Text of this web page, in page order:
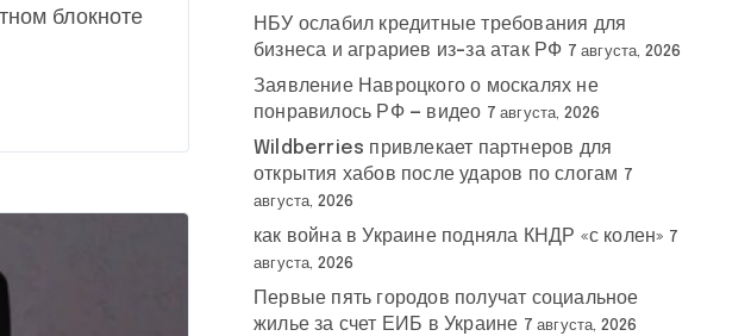
НБУ ослабил кредитные требования для
бизнеса и аграриев из-за атак РФ 7 августа, 2026
Заявление Навроцкого о москалях не
понравилось РФ — видео 7 августа, 2026
Wildberries привлекает партнеров для
открытия хабов после ударов по слогам 7
августа, 2026
как война в Украине подняла КНДР «с колен» 7
августа, 2026
Первые пять городов получат социальное
жилье за счет ЕИБ в Украине 7 августа, 2026